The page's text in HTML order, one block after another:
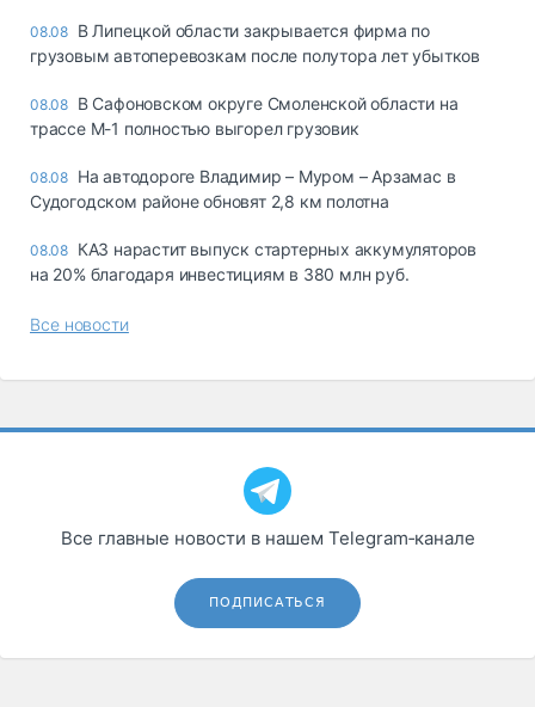
08.08 В Липецкой области закрывается фирма по
грузовым автоперевозкам после полутора лет убытков
08.08 В Сафоновском округе Смоленской области на
трассе М-1 полностью выгорел грузовик
08.08 На автодороге Владимир – Муром – Арзамас в
Судогодском районе обновят 2,8 км полотна
08.08 КАЗ нарастит выпуск стартерных аккумуляторов
на 20% благодаря инвестициям в 380 млн руб.
Все новости
Все главные новости в нашем Telegram‑канале
ПОДПИСАТЬСЯ